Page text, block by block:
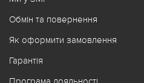
Обмін та повернення
Як оформити замовлення
Гарантія